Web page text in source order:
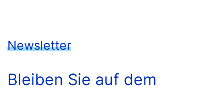
Newsletter
Bleiben Sie auf dem